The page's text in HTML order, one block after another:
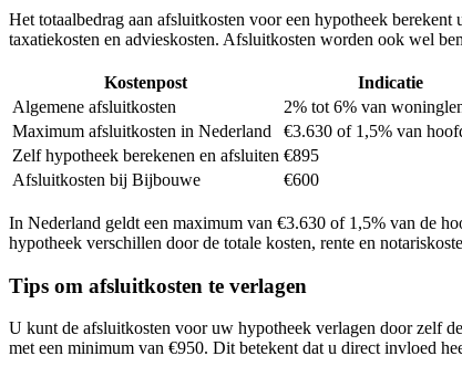
Het totaalbedrag aan afsluitkosten voor een hypotheek
taxatiekosten en advieskosten. Afsluitkosten worden ook wel
Kostenpost
Indicatie
Algemene afsluitkosten
2% tot 6% van
Maximum afsluitkosten in Nederland
€3.630 of 1,5% van
Zelf hypotheek berekenen en afsluiten €895
Afsluitkosten bij Bijbouwe
€600
In Nederland geldt een maximum van €3.630 of 1,5% van de
hypotheek verschillen door de totale kosten, rente en
Tips om afsluitkosten te verlagen
U kunt de afsluitkosten voor uw hypotheek verlagen door zelf
met een minimum van €950. Dit betekent dat u direct invloed